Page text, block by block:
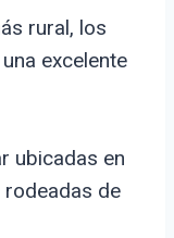
rural, los
excelente
ubicadas en
rodeadas de